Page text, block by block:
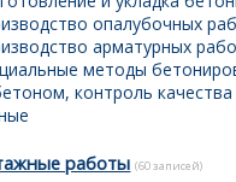
опалубочных
арматурных
методы
контроль качества
работы (60 записей)